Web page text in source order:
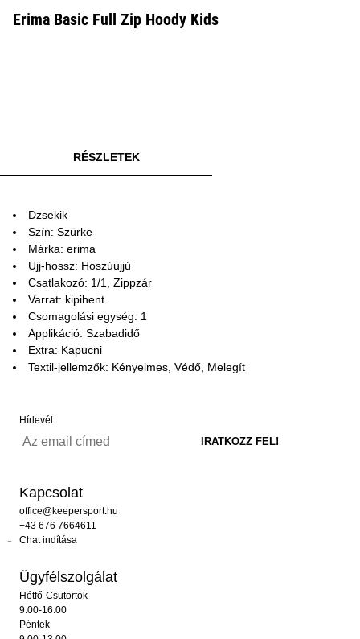
Erima Basic Full Zip Hoody Kids
RÉSZLETEK
Dzsekik
Szín: Szürke
Márka: erima
Ujj-hossz: Hoszúujjú
Csatlakozó: 1/1, Zippzár
Varrat: kipihent
Csomagolási egység: 1
Applikáció: Szabadidő
Extra: Kapucni
Textil-jellemzők: Kényelmes, Védő, Melegít
Hírlevél
Kapcsolat
office@keepersport.hu
+43 676 7664611
Chat indítása
Ügyfélszolgálat
Hétfő-Csütörtök
9:00-16:00
Péntek